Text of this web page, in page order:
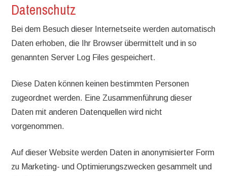
Datenschutz
Bei dem Besuch dieser Internetseite werden automatisch
Daten erhoben, die Ihr Browser übermittelt und in so
genannten Server Log Files gespeichert.
Diese Daten können keinen bestimmten Personen
zugeordnet werden. Eine Zusammenführung dieser
Daten mit anderen Datenquellen wird nicht
vorgenommen.
Auf dieser Website werden Daten in anonymisierter Form
zu Marketing- und Optimierungszwecken gesammelt und